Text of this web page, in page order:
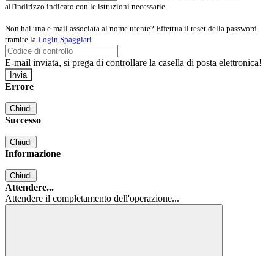
all'indirizzo indicato con le istruzioni necessarie.
Non hai una e-mail associata al nome utente? Effettua il reset della password
tramite la Login Spaggiari
E-mail inviata, si prega di controllare la casella di posta elettronica!
Errore
Chiudi
Successo
Chiudi
Informazione
Chiudi
Attendere...
Attendere il completamento dell'operazione...